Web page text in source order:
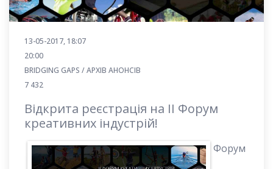
13-05-2017, 18:07
20:00
BRIDGING GAPS / АРХІВ АНОНСІВ
7 432
Відкрита реєстрація на ІІ Форум
креативних індустрій!
Форум